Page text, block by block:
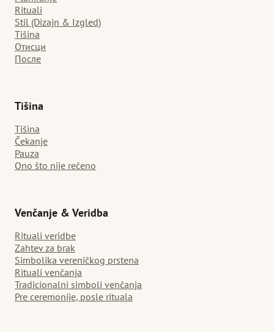
Rituali
Stil (Dizajn & Izgled)
Tišina
Отисци
После
Tišina
Tišina
Čekanje
Pauza
Ono što nije rečeno
Venčanje & Veridba
Rituali veridbe
Zahtev za brak
Simbolika vereničkog prstena
Rituali venčanja
Tradicionalni simboli venčanja
Pre ceremonije, posle rituala